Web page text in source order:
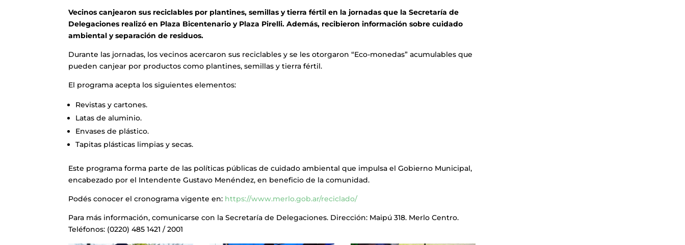
Vecinos canjearon sus reciclables por plantines, semillas y tierra fértil en la jornadas que la Secretaría de
Delegaciones realizó en Plaza Bicentenario y Plaza Pirelli. Además, recibieron información sobre cuidado
ambiental y separación de residuos.
Durante las jornadas, los vecinos acercaron sus reciclables y se les otorgaron “Eco-monedas” acumulables que
pueden canjear por productos como plantines, semillas y tierra fértil.
El programa acepta los siguientes elementos:
Revistas y cartones.
Latas de aluminio.
Envases de plástico.
Tapitas plásticas limpias y secas.
Este programa forma parte de las políticas públicas de cuidado ambiental que impulsa el Gobierno Municipal,
encabezado por el Intendente Gustavo Menéndez, en beneficio de la comunidad.
Podés conocer el cronograma vigente en: https://www.merlo.gob.ar/reciclado/
Para más información, comunicarse con la Secretaría de Delegaciones. Dirección: Maipú 318. Merlo Centro.
Teléfonos: (0220) 485 1421 / 2001